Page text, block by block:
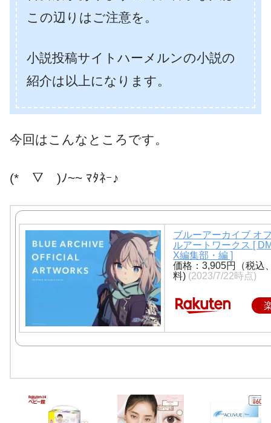
この辺りはご注意を。
小説投稿サイトハーメルンの小説の
紹介は以上になります。
今回はこんなところです。
(*￣▽￣)ﾉ~~ ﾏﾀﾈｰ♪
ブルーアーカイブ オ
ルアートワークス [
X編集部・編 ]
価格：3,905円（税込
料) (2023/7/22時点)